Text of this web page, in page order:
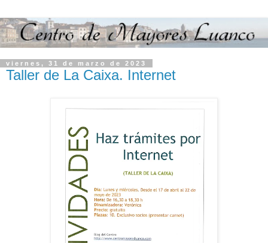
viernes, 31 de marzo de 2023
Taller de La Caixa. Internet